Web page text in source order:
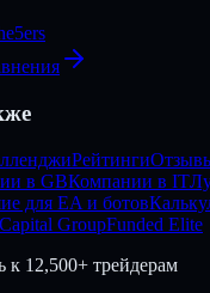
Рейтинги
в GBКомпании в IT
для EA и ботов
GroupFunded Elite
к 12,500+ трейдерам